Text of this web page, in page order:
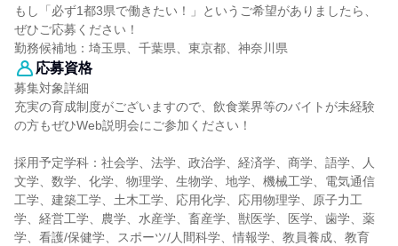
もし「必ず1都3県で働きたい！」というご希望がありましたら、
ぜひご応募ください！
勤務候補地：埼玉県、千葉県、東京都、神奈川県
応募資格
募集対象詳細
充実の育成制度がございますので、飲食業界等のバイトが未経験
の方もぜひWeb説明会にご参加ください！
採用予定学科：社会学、法学、政治学、経済学、商学、語学、人
文学、数学、化学、物理学、生物学、地学、機械工学、電気通信
工学、建築工学、土木工学、応用化学、応用物理学、原子力工
学、経営工学、農学、水産学、畜産学、獣医学、医学、歯学、薬
学、看護/保健学、スポーツ/人間科学、情報学、教員養成、教育